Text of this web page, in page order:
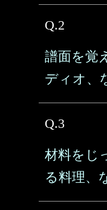
Q.2
譜面を覚
ディオ、
Q.3
材料をじ
る料理、